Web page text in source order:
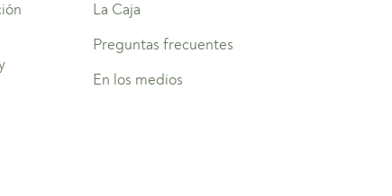
La Caja
Preguntas frecuentes
En los medios